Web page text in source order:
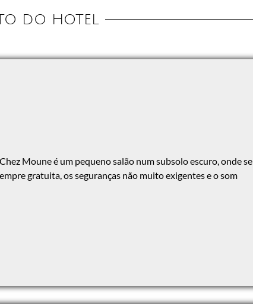
DO HOTEL
Moune é um pequeno salão num subsolo escuro, onde se
gratuita, os seguranças não muito exigentes e o som